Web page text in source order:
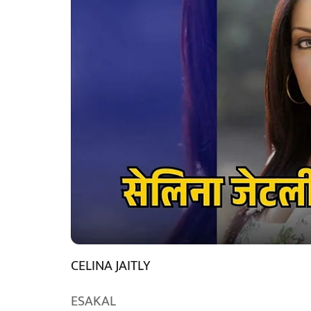
CELINA JAITLY
ESAKAL